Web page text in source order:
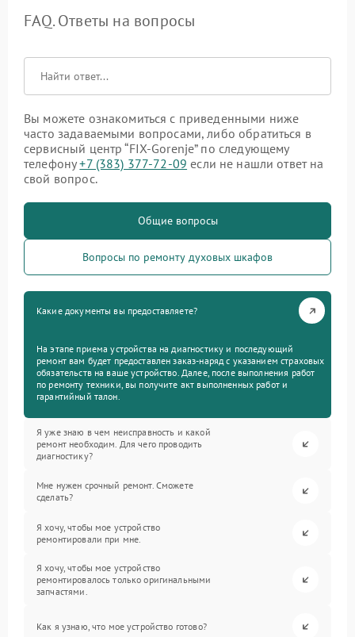
FAQ. Ответы на вопросы
Вы можете ознакомиться с приведенными ниже
часто задаваемыми вопросами, либо обратиться в
сервисный центр “FIX-Gorenje” по следующему
телефону+7 (383) 377-72-09 если не нашли ответ на
свой вопрос.
Общие вопросы
Вопросы по ремонту духовых шкафов
Какие документы вы предоставляете?
На этапе приема устройства на диагностику и последующий
ремонт вам будет предоставлен заказ-наряд с указанием страховых
обязательств на ваше устройство. Далее, после выполнения работ
по ремонту техники, вы получите акт выполненных работ и
гарантийный талон.
Я уже знаю в чем неисправность и какой
ремонт необходим. Для чего проводить
диагностику?
Мне нужен срочный ремонт. Сможете
сделать?
Я хочу, чтобы мое устройство
ремонтировали при мне.
Я хочу, чтобы мое устройство
ремонтировалось только оригинальными
запчастями.
Как я узнаю, что мое устройство готово?